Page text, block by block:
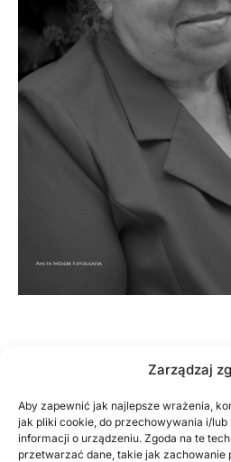
Zarządzaj
Aby zapewnić jak najlepsze wrażenia,
jak pliki cookie, do przechowywania i/
informacji o urządzeniu. Zgoda na te
przetwarzać dane, takie jak zachowanie